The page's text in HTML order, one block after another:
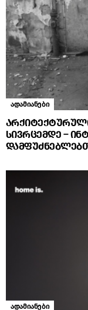
ადამიანები
სივრცემდე –
ადამიანები